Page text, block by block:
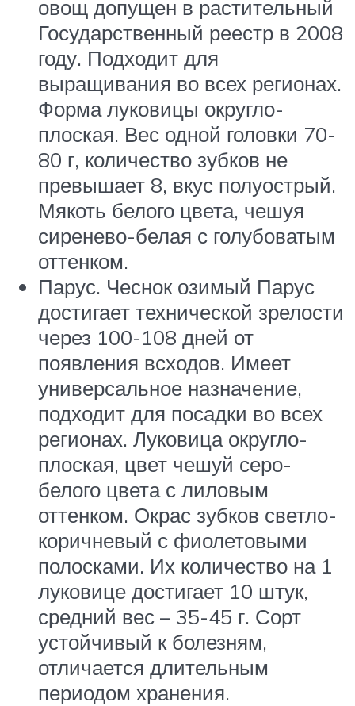
овощ допущен в растительный
Государственный реестр в 2008
году. Подходит для
выращивания во всех регионах.
Форма луковицы округло-
плоская. Вес одной головки 70-
80 г, количество зубков не
превышает 8, вкус полуострый.
Мякоть белого цвета, чешуя
сиренево-белая с голубоватым
оттенком.
Парус. Чеснок озимый Парус
достигает технической зрелости
через 100-108 дней от
появления всходов. Имеет
универсальное назначение,
подходит для посадки во всех
регионах. Луковица округло-
плоская, цвет чешуй серо-
белого цвета с лиловым
оттенком. Окрас зубков светло-
коричневый с фиолетовыми
полосками. Их количество на 1
луковице достигает 10 штук,
средний вес – 35-45 г. Сорт
устойчивый к болезням,
отличается длительным
периодом хранения.